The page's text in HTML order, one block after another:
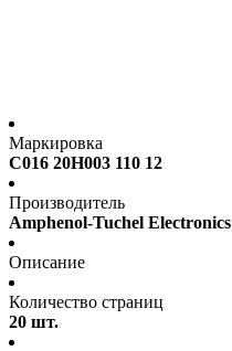
Маркировка
C016 20H003 110 12
Производитель
Amphenol-Tuchel Electronics
Описание
Количество страниц
20 шт.